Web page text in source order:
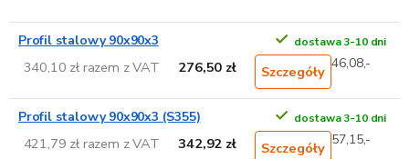
Profil stalowy 90x90x3 dostawa 3-10 dni
340,10 zł razem z VAT 276,50 zł Szczegóły 46,08,-
Profil stalowy 90x90x3 (S355) dostawa 3-10 dni
421,79 zł razem z VAT 342,92 zł Szczegóły 57,15,-